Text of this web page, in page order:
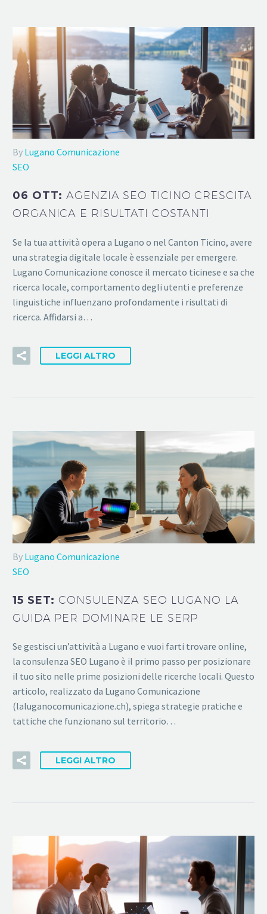
By Lugano Comunicazione
SEO
06 OTT:AGENZIA SEO TICINO CRESCITA
ORGANICA E RISULTATI COSTANTI
Se la tua attività opera a Lugano o nel Canton Ticino, avere
una strategia digitale locale è essenziale per emergere.
Lugano Comunicazione conosce il mercato ticinese e sa che
ricerca locale, comportamento degli utenti e preferenze
linguistiche influenzano profondamente i risultati di
ricerca. Affidarsi a…
LEGGI ALTRO
By Lugano Comunicazione
SEO
15 SET:CONSULENZA SEO LUGANO LA
GUIDA PER DOMINARE LE SERP
Se gestisci un’attività a Lugano e vuoi farti trovare online,
la consulenza SEO Lugano è il primo passo per posizionare
il tuo sito nelle prime posizioni delle ricerche locali. Questo
articolo, realizzato da Lugano Comunicazione
(laluganocomunicazione.ch), spiega strategie pratiche e
tattiche che funzionano sul territorio…
LEGGI ALTRO